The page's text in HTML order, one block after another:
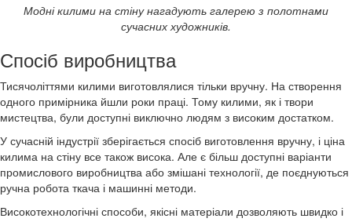
Модні килими на стіну нагадують галерею з полотнами
сучасних художників.
Спосіб виробництва
Тисячоліттями килими виготовлялися тільки вручну. На створення
одного примірника йшли роки праці. Тому килими, як і твори
мистецтва, були доступні виключно людям з високим достатком.
У сучасній індустрії зберігається спосіб виготовлення вручну, і ціна
килима на стіну все також висока. Але є більш доступні варіанти
промислового виробництва або змішані технології, де поєднуються
ручна робота ткача і машинні методи.
Високотехнологічні способи, якісні матеріали дозволяють швидко і